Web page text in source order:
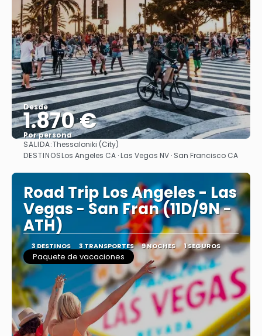
Desde
1.870 €
Por persona
Ver
SALIDA:Thessaloniki (City)
DESTINOSLos Angeles CA · Las Vegas NV · San Francisco CA
Road Trip Los Angeles - Las
Vegas - San Fran (11D/9N -
ATH)
3 DESTINOS 3 TRANSPORTES 9 NOCHES 1 SEGUROS
Paquete de vacaciones